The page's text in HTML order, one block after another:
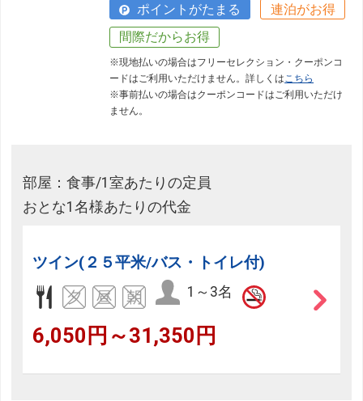
ポイントがたまる
連泊がお得
間際だからお得
※現地払いの場合はフリーセレクション・クーポンコ
ードはご利用いただけません。詳しくはこちら
※事前払いの場合はクーポンコードはご利用いただけ
ません。
部屋：食事/1室あたりの定員
おとな1名様あたりの代金
ツイン(２５平米/バス・トイレ付)
1～3名
6,050円～31,350円